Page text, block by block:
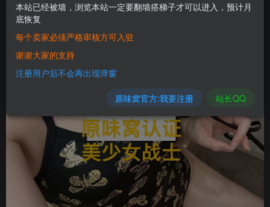
本站已经被墙，浏览本站一定要翻墙搭梯子才可以进入，预计月
底恢复
每个卖家必须严格审核方可入驻
谢谢大家的支持
注册用户后不会再出现弹窗
原味窝官方:我要注册 站长QQ